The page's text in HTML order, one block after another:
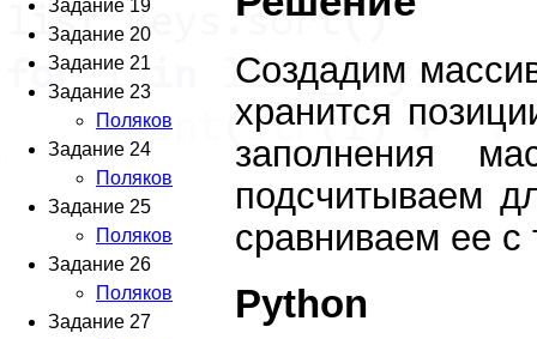
Задание 19
Задание 20
Задание 21
Задание 23
Поляков
Задание 24
Поляков
Задание 25
Поляков
Задание 26
Поляков
Задание 27
Создадим
хранится
заполнения
подсчитываем
сравниваем ее
Python